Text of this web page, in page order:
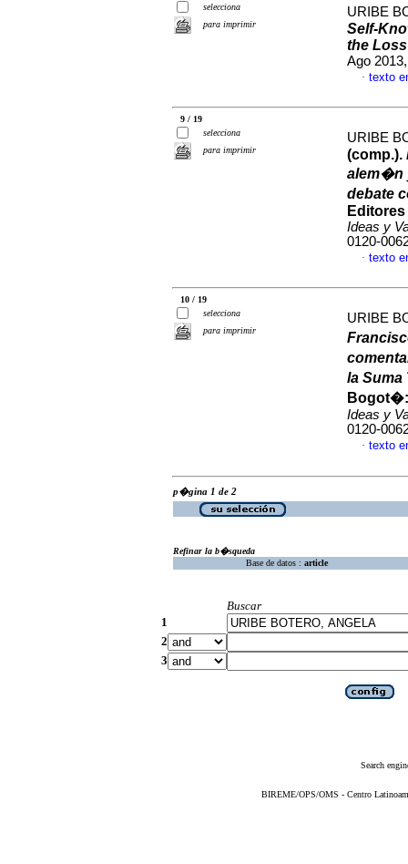
selecciona
para imprimir
URIBE
Self-
the
Ago
· texto
9 / 19
selecciona
para imprimir
URIBE
(comp.).
alem�n
debate
Ideas y
0120-
· texto
10 / 19
selecciona
para imprimir
URIBE
la
Bogot�:
Ideas y
0120-
· texto
p�gina 1 de 2
Refinar la b�squeda
Base de datos : article
Buscar
1
2
3
Search
BIREME/OPS/OMS - Centro